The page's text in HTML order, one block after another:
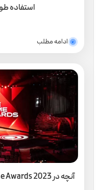
استفاده
ادامه مطلب
آنچه در Game Awards 2023 گذشت،بررسی حواشی مراسم